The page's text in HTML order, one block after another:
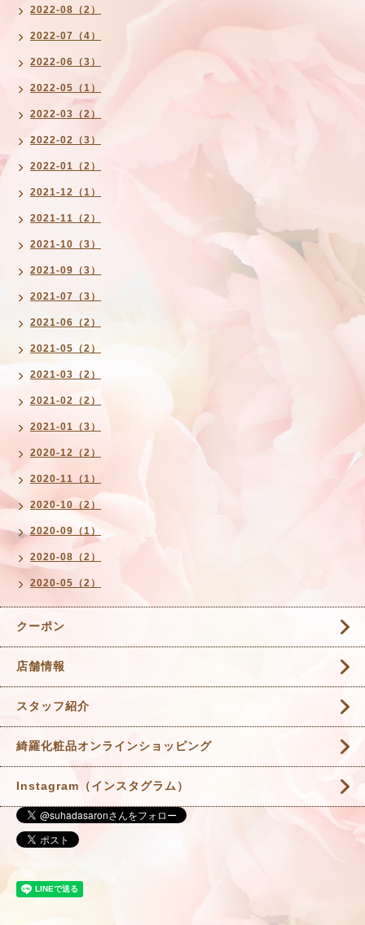
2022-08（2）
2022-07（4）
2022-06（3）
2022-05（1）
2022-03（2）
2022-02（3）
2022-01（2）
2021-12（1）
2021-11（2）
2021-10（3）
2021-09（3）
2021-07（3）
2021-06（2）
2021-05（2）
2021-03（2）
2021-02（2）
2021-01（3）
2020-12（2）
2020-11（1）
2020-10（2）
2020-09（1）
2020-08（2）
2020-05（2）
クーポン
店舗情報
スタッフ紹介
綺羅化粧品オンラインショッピング
Instagram（インスタグラム）